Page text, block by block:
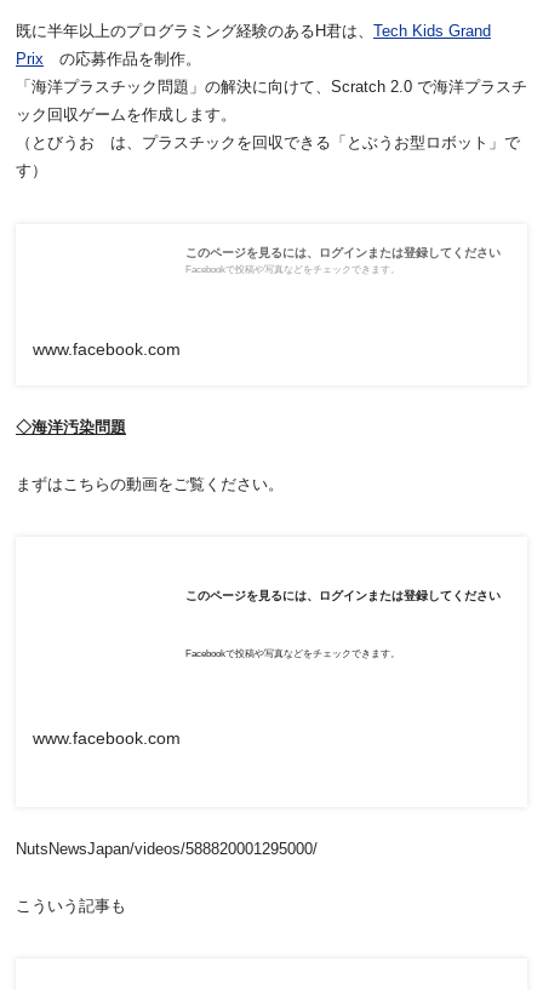
既に半年以上のプログラミング経験のあるH君は、 Tech Kids Grand
Prix の応募作品を制作。
「海洋プラスチック問題」の解決に向けて、Scratch 2.0 で海洋プラスチ
ック回収ゲームを作成します。
（とびうお は、プラスチックを回収できる「とぶうお型ロボット」で
す）
このページを見るには、ログインまたは登録してください
Facebookで投稿や写真などをチェックできます。
www.facebook.com
◇海洋汚染問題
まずはこちらの動画をご覧ください。
このページを見るには、ログインまたは登録してください
Facebookで投稿や写真などをチェックできます。
www.facebook.com
NutsNewsJapan/videos/588820001295000/
こういう記事も